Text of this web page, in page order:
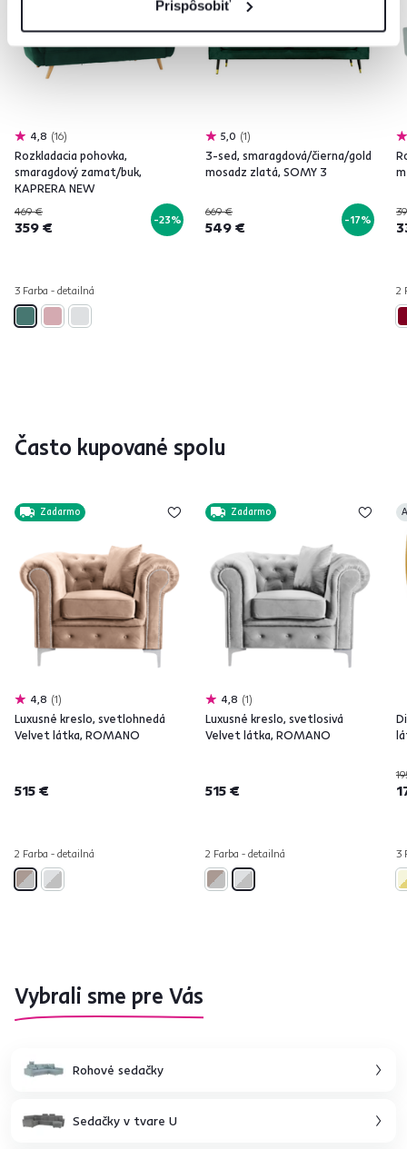
Prispôsobiť
4,8 16
Rozkladacia pohovka,
smaragdový zamat/buk,
KAPRERA NEW
469 €
359 € -23%
3 Farba - detailná
5,0 1
3-sed, smaragdová/čierna/gold
mosadz zlatá, SOMY 3
669 €
549 € -17%
2
Často kupované spolu
Zadarmo
4,8 1
Luxusné kreslo, svetlohnedá
Velvet látka, ROMANO
515 €
2 Farba - detailná
Zadarmo
4,8 1
Luxusné kreslo, svetlosivá
Velvet látka, ROMANO
515 €
2 Farba - detailná 3
Vybrali sme pre Vás
Rohové sedačky
Sedačky v tvare U